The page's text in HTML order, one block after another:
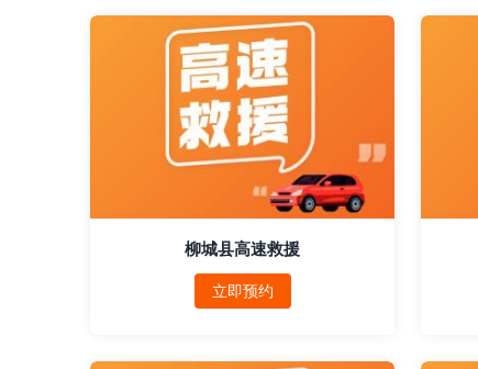
柳城县高速救援
立即预约